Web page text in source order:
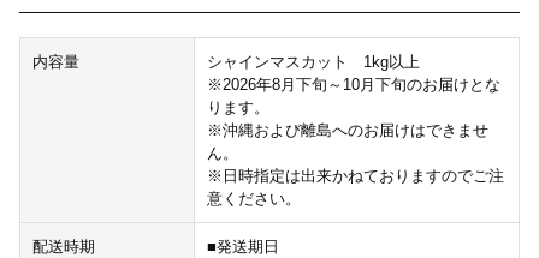
内容量
シャインマスカット 1kg以上
※2026年8月下旬～10月下旬のお届けとな
ります。
※沖縄および離島へのお届けはできませ
ん。
※日時指定は出来かねておりますのでご注
意ください。
配送時期
■発送期日